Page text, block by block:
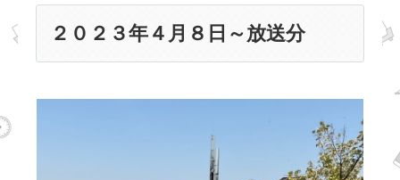
２０２３年４月８日～放送分